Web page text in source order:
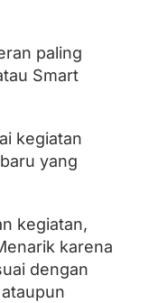
paling
Smart
kegiatan
yang
kegiatan,
karena
dengan